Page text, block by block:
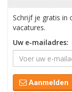
Schrijf je gratis in
vacatures.
Uw e-mailadres:
Aanmelden